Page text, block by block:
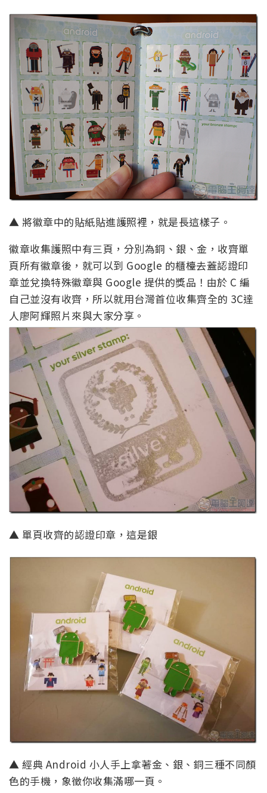
▲ 將徽章中的貼紙貼進護照裡，就是長這樣子。
徽章收集護照中有三頁，分別為銅、銀、金，收齊單
頁所有徽章後，就可以到 Google 的櫃檯去蓋認證印
章並兌換特殊徽章與 Google 提供的獎品！由於 C 編
自己並沒有收齊，所以就用台灣首位收集齊全的 3C達
人廖阿輝照片來與大家分享。
▲ 單頁收齊的認證印章，這是銀
▲ 經典 Android 小人手上拿著金、銀、銅三種不同顏
色的手機，象徵你收集滿哪一頁。